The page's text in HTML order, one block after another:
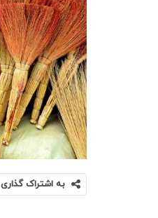
به اشتراک گذاری